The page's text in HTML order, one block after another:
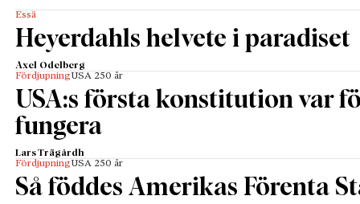
Essä
Heyerdahls helvete i paradiset
Axel Odelberg
FördjupningUSA 250 år
USA:s första konstitution var
fungera
Lars Trägårdh
FördjupningUSA 250 år
Så föddes Amerikas Förenta